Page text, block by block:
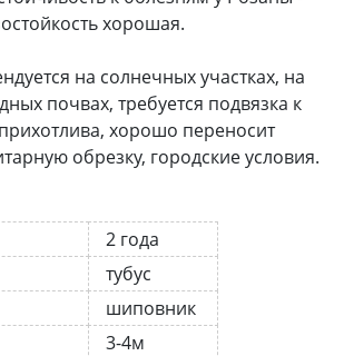
хорошая.
на солнечных участках, на
почвах, требуется подвязка к
хорошо переносит
обрезку, городские условия.
2 года
тубус
шиповник
3-4м